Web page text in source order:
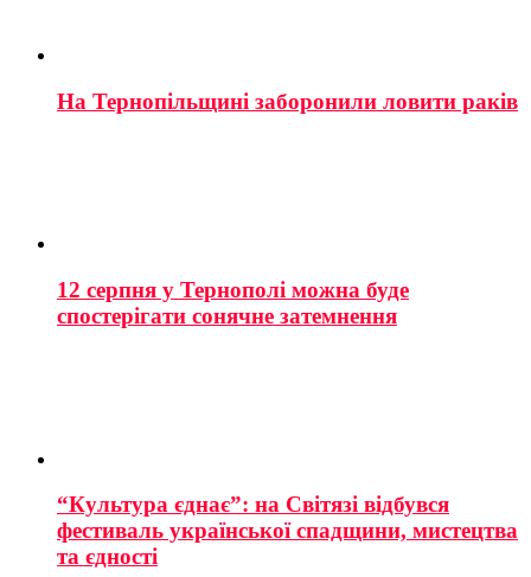
На Тернопільщині заборонили ловити раків
12 серпня у Тернополі можна буде
спостерігати сонячне затемнення
“Культура єднає”: на Світязі відбувся
фестиваль української спадщини, мистецтва
та єдності